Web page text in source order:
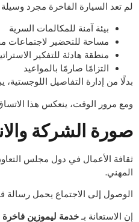
لم تعد السيارة الفاخرة مجرد
بيئة آمنة للمكالمات السرية
مساحة للتحضير لاجتماعات
منطقة هادئة للتفكير
التزامًا صارمًا بالمواعيد
بدلًا من إدارة التفاصيل
ومع مرور الوقت، ينعكس هذا
صورة الشركة
ثقافة الأعمال في دول مجلس
المهني.
الوصول إلى الاجتماع يحمل رسالة
إن الاستعانة بـ خدمة ليموزين فاخرة